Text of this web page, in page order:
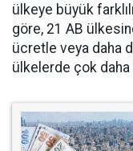
ülkeye büyük
göre, 21 AB
ücretle veya daha
ülkelerde çok daha